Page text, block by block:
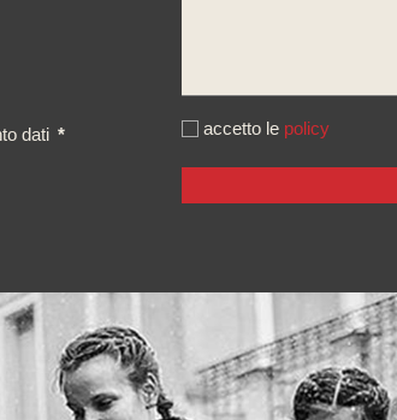
dati * accetto le policy